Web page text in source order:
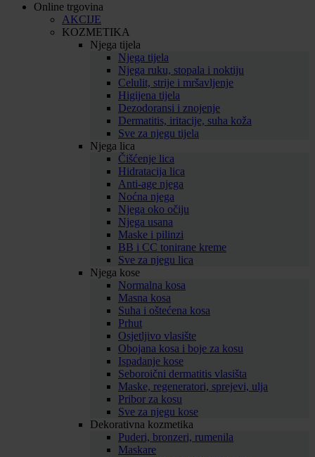
Online trgovina
AKCIJE
KOZMETIKA
Njega tijela
Njega tijela
Njega ruku, stopala i noktiju
Celulit, strije i mršavljenje
Higijena tijela
Dezodoransi i znojenje
Dermatitis, iritacije, suha koža
Sve za njegu tijela
Njega lica
Čišćenje lica
Hidratacija lica
Anti-age njega
Noćna njega
Njega oko očiju
Njega usana
Maske i pilinzi
BB i CC tonirane kreme
Sve za njegu lica
Njega kose
Normalna kosa
Masna kosa
Suha i oštećena kosa
Prhut
Osjetljivo vlasište
Obojana kosa i boje za kosu
Ispadanje kose
Seboroični dermatitis vlasišta
Maske, regeneratori, sprejevi, ulja
Pribor za kosu
Sve za njegu kose
Dekorativna kozmetika
Puderi, bronzeri, rumenila
Maskare